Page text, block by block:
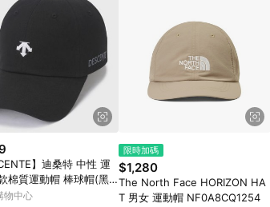
】迪桑特 中性 運
棉質運動帽 棒球帽(黑
白色)
物中心
限時加碼
$1,280
The North Face HORIZON HA
T 男女 運動帽 NF0A8CQ1254